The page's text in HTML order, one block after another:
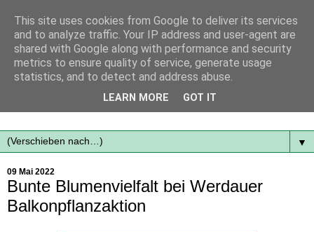
Mit frischen Themen aus der Region immer auf dem
▼
09 Mai 2022
Bunte Blumenvielfalt bei Werdauer
Balkonpflanzaktion
This site uses cookies from Google to deliver its services
and to analyze traffic. Your IP address and user-agent are
shared with Google along with performance and security
metrics to ensure quality of service, generate usage
statistics, and to detect and address abuse.
LEARN MORE GOT IT